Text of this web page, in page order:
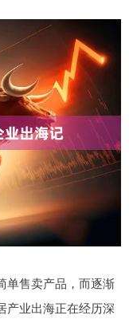
售卖产品，而逐渐
产业出海正在经历深